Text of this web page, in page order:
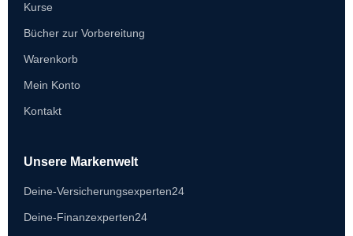
Kurse
Bücher zur Vorbereitung
Warenkorb
Mein Konto
Kontakt
Unsere Markenwelt
Deine-Versicherungsexperten24
Deine-Finanzexperten24